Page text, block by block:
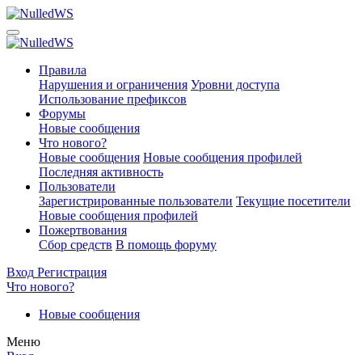
Правила
Нарушения и ограничения Уровни доступа
Использование префиксов
Форумы
Новые сообщения
Что нового?
Новые сообщения Новые сообщения профилей
Последняя активность
Пользователи
Зарегистрированные пользователи Текущие посетители
Новые сообщения профилей
Пожертвования
Сбор средств В помощь форуму
Вход Регистрация
Что нового?
Новые сообщения
Меню